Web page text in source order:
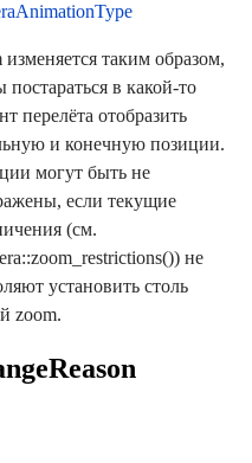
изменяется таким образом,
постараться в какой-то
перелёта отобразить
и конечную позиции.
могут быть не
если текущие
(см.
не
установить столь
zoom.